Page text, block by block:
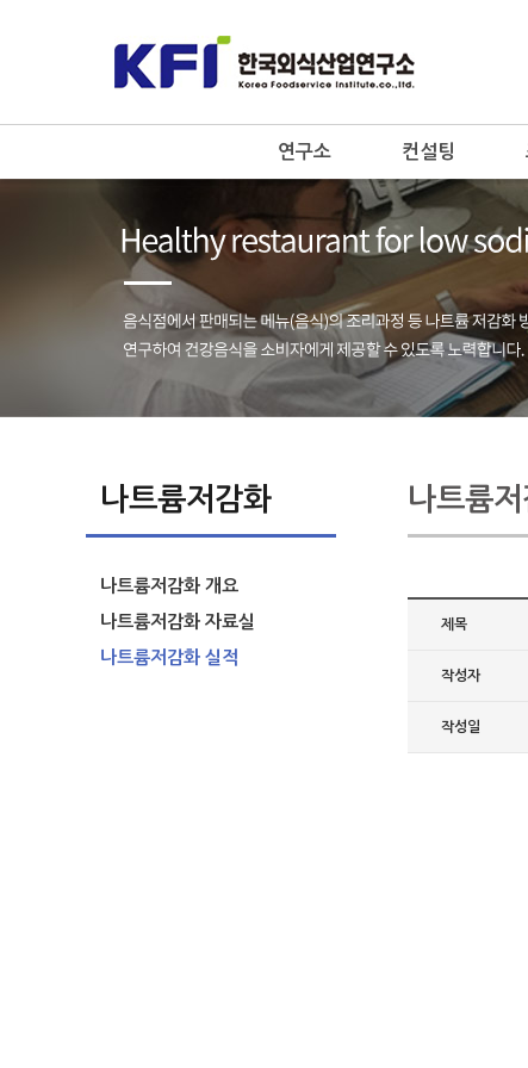
연구소 컨설팅
나트륨저감화
나트륨저감화 개요
나트륨저감화 자료실
나트륨저감화 실적
나트륨
제목
작성자
작성일